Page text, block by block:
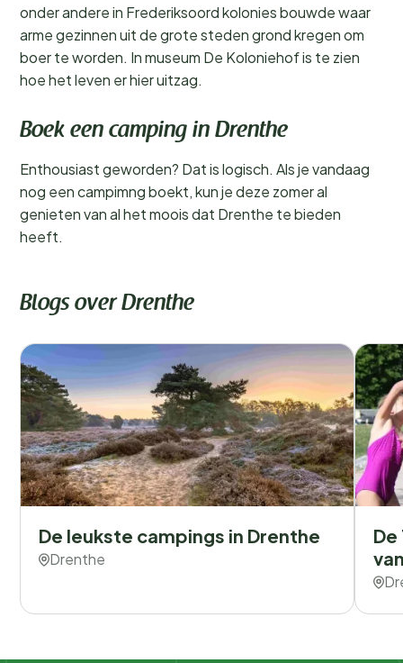
onder andere in Frederiksoord kolonies bouwde waar
arme gezinnen uit de grote steden grond kregen om
boer te worden. In museum De Koloniehof is te zien
hoe het leven er hier uitzag.
Boek een camping in Drenthe
Enthousiast geworden? Dat is logisch. Als je vandaag
nog een campimng boekt, kun je deze zomer al
genieten van al het moois dat Drenthe te bieden
heeft.
Blogs over Drenthe
De leukste campings in Drenthe
Drenthe